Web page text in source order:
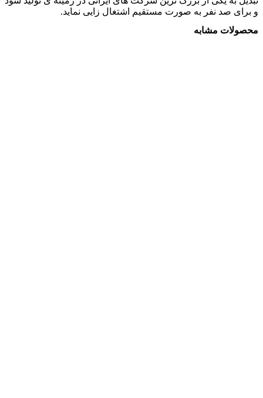
و برای صد نفر به صورت مستقیم اشتغال زایی نماید.
محصولات مشابه